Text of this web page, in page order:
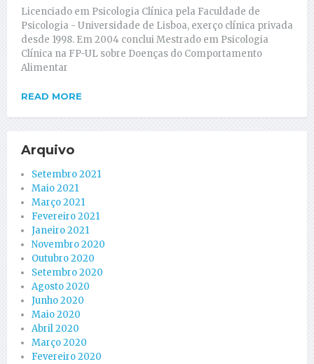
Licenciado em Psicologia Clínica pela Faculdade de
Psicologia - Universidade de Lisboa, exerço clínica privada
desde 1998. Em 2004 conclui Mestrado em Psicologia
Clínica na FP-UL sobre Doenças do Comportamento
Alimentar
READ MORE
Arquivo
Setembro 2021
Maio 2021
Março 2021
Fevereiro 2021
Janeiro 2021
Novembro 2020
Outubro 2020
Setembro 2020
Agosto 2020
Junho 2020
Maio 2020
Abril 2020
Março 2020
Fevereiro 2020